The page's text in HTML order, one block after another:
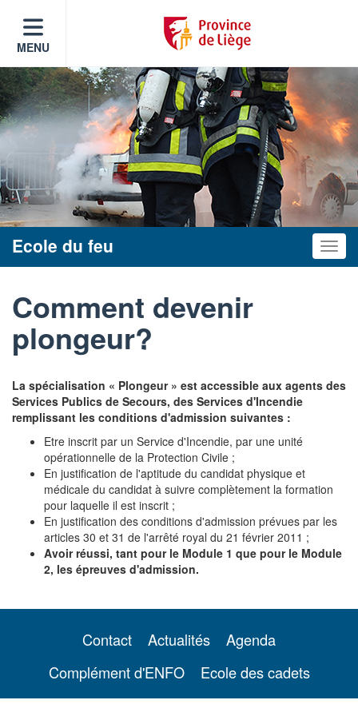
MENU
Ecole du feu
Comment devenir
plongeur?
La spécialisation « Plongeur » est accessible aux agents des
Services Publics de Secours, des Services d'Incendie
remplissant les conditions d'admission suivantes :
Etre inscrit par un Service d'Incendie, par une unité
opérationnelle de la Protection Civile ;
En justification de l'aptitude du candidat physique et
médicale du candidat à suivre complètement la formation
pour laquelle il est inscrit ;
En justification des conditions d'admission prévues par les
articles 30 et 31 de l'arrêté royal du 21 février 2011 ;
Avoir réussi, tant pour le Module 1 que pour le Module
2, les épreuves d'admission.
Contact Actualités
Agenda
Complément d'ENFO
Ecole des cadets